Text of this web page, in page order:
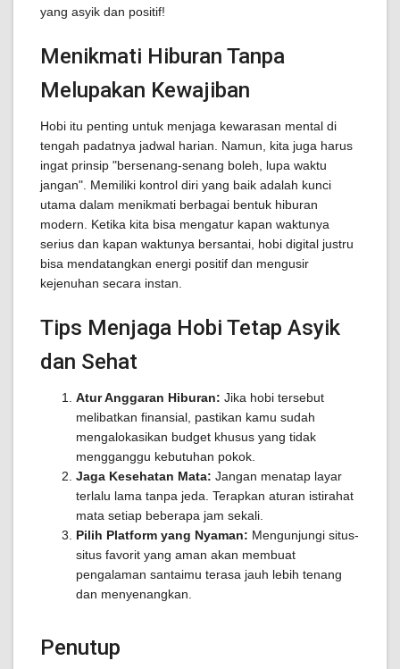
yang asyik dan positif!
Menikmati Hiburan Tanpa
Melupakan Kewajiban
Hobi itu penting untuk menjaga kewarasan mental di
tengah padatnya jadwal harian. Namun, kita juga harus
ingat prinsip "bersenang-senang boleh, lupa waktu
jangan". Memiliki kontrol diri yang baik adalah kunci
utama dalam menikmati berbagai bentuk hiburan
modern. Ketika kita bisa mengatur kapan waktunya
serius dan kapan waktunya bersantai, hobi digital justru
bisa mendatangkan energi positif dan mengusir
kejenuhan secara instan.
Tips Menjaga Hobi Tetap Asyik
dan Sehat
Atur Anggaran Hiburan: Jika hobi tersebut
melibatkan finansial, pastikan kamu sudah
mengalokasikan budget khusus yang tidak
mengganggu kebutuhan pokok.
Jaga Kesehatan Mata: Jangan menatap layar
terlalu lama tanpa jeda. Terapkan aturan istirahat
mata setiap beberapa jam sekali.
Pilih Platform yang Nyaman: Mengunjungi situs-
situs favorit yang aman akan membuat
pengalaman santaimu terasa jauh lebih tenang
dan menyenangkan.
Penutup